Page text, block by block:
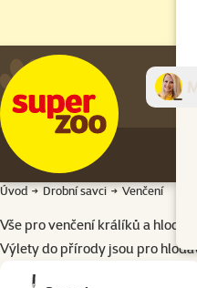
Úvod Drobní savci Venčení
Vše pro venčení králíků a
Výlety do přírody jsou pro
Podkategorie